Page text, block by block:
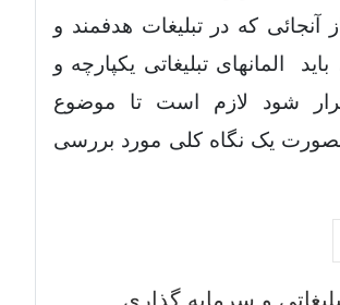
آنجائی که در تبلیغات هدفمند و
المانهای تبلیغاتی یکپارچه و
شود لازم است تا موضوع
بصورت یک نگاه کلی مورد بررسی
و سرمایه گذاری